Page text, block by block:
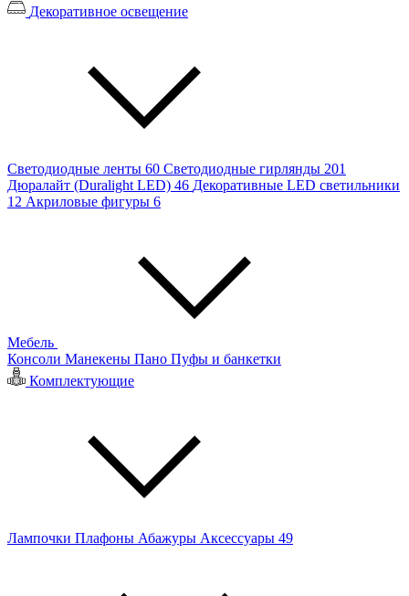
Декоративное освещение
Светодиодные ленты 60 Светодиодные гирлянды 201
Дюралайт (Duralight LED) 46 Декоративные LED светильники
12 Акриловые фигуры 6
Мебель
Консоли Манекены Пано Пуфы и банкетки
Комплектующие
Лампочки Плафоны Абажуры Аксессуары 49